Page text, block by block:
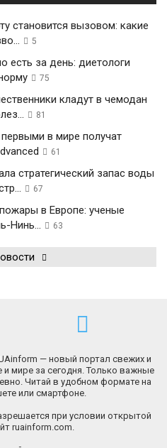
становится вызовом: какие
5
есть за день: диетологи
75
кладут в чемодан
81
в мире получат
61
стратегический запас воды
67
в Европе: ученые
Нинь...
63
— новый портал свежих и
и мире за сегодня. Только важные
Читай в удобном формате на
или смартфоне.
при условии открытой
ruainform.com.